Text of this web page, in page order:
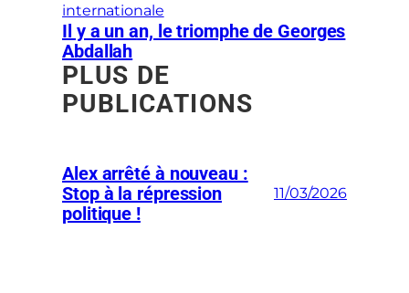
internationale
Il y a un an, le triomphe de Georges
Abdallah
PLUS DE
PUBLICATIONS
Alex arrêté à nouveau :
Stop à la répression
politique !
11/03/2026